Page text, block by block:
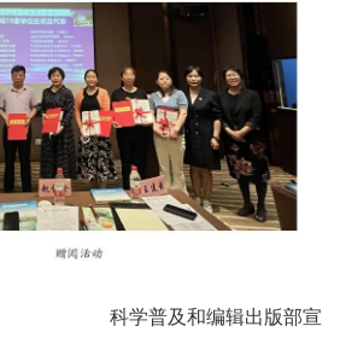
科学普及和编辑出版部宣